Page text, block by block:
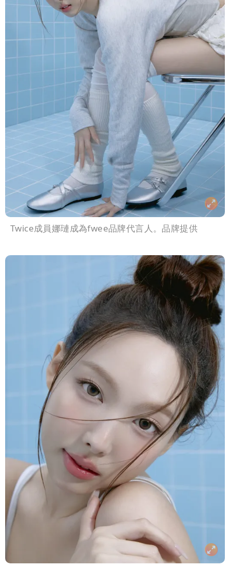
Twice成員娜璉成為fwee品牌代言人。品牌提供